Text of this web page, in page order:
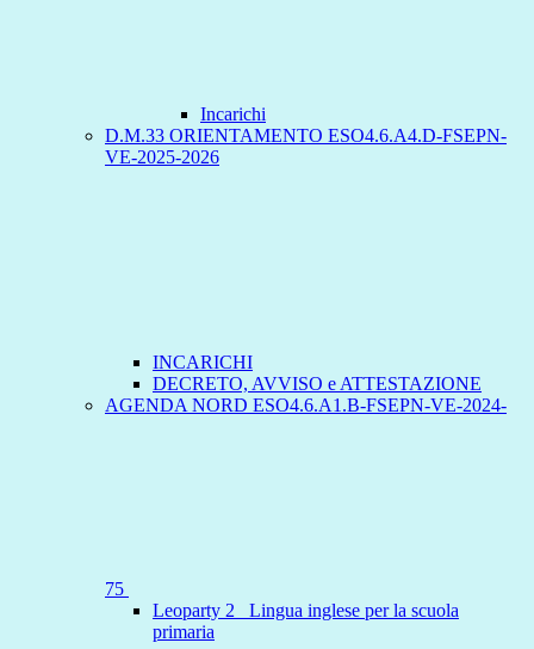
Incarichi
D.M.33 ORIENTAMENTO ESO4.6.A4.D-FSEPN-
VE-2025-2026
INCARICHI
DECRETO, AVVISO e ATTESTAZIONE
AGENDA NORD ESO4.6.A1.B-FSEPN-VE-2024-
75
Leoparty 2 _Lingua inglese per la scuola
primaria